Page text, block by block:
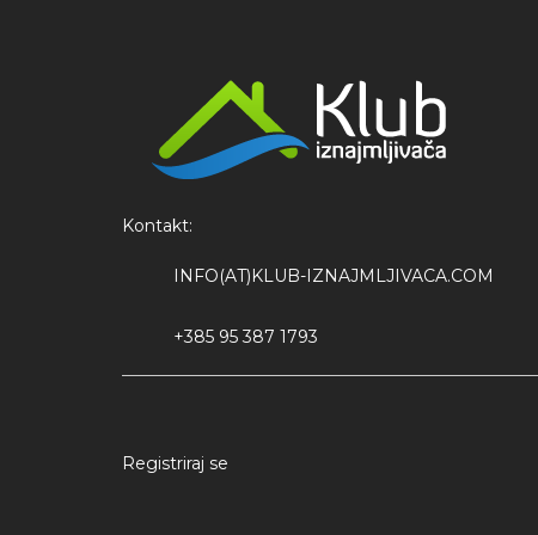
Kontakt:
INFO(AT)KLUB-IZNAJMLJIVACA.COM
+385 95 387 1793
Registriraj se